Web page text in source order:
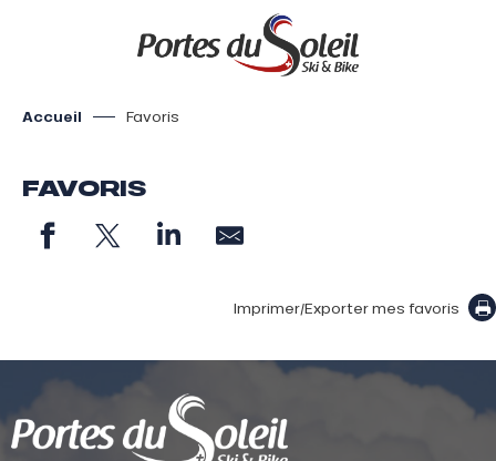
Accueil Favoris
FAVORIS
Imprimer/Exporter mes favoris